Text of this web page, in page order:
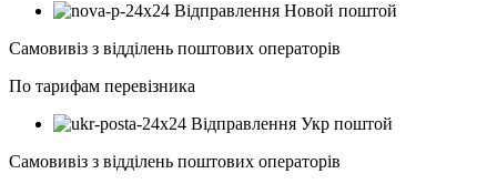
Відправлення Новой поштой
Самовивіз з відділень поштових операторів
По тарифам перевізника
Відправлення Укр поштой
Самовивіз з відділень поштових операторів